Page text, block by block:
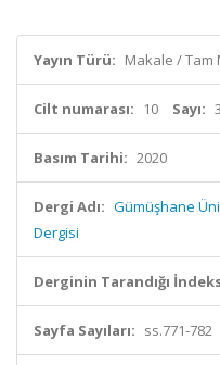
Yayın Türü: Makale / Tam
Cilt numarası: 10 Sayı: 3
Basım Tarihi: 2020
Dergi Adı: Gümüşhane
Dergisi
Derginin Tarandığı
Sayfa Sayıları: ss.771-782